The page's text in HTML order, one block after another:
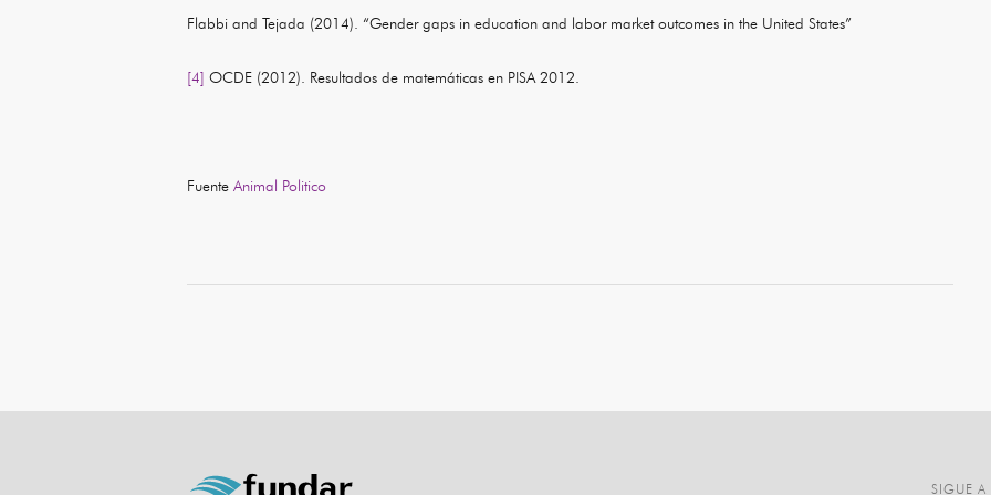
Flabbi and Tejada (2014). “Gender gaps in education and labor market outcomes in the United States”
[4] OCDE (2012). Resultados de matemáticas en PISA 2012.
Fuente Animal Politico
SIGUE A